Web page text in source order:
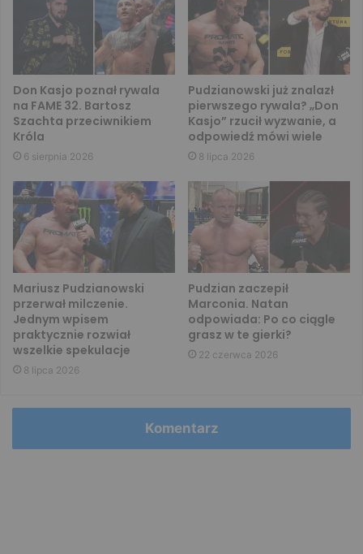
Don Kasjo poznał rywala
na FAME 32. Bartosz
Szachta przeciwnikiem
Króla
6 sierpnia 2026
Pudzianowski już znalazł
pierwszego rywala? „Don
Kasjo” rzucił wyzwanie, a
odpowiedź mówi wiele
8 lipca 2026
Mariusz Pudzianowski
przerwał milczenie.
Jednym wpisem
praktycznie rozwiał
wszelkie spekulacje
8 lipca 2026
Pudzian zaczepił
Marconia. Natan
odpowiada: Po co ciągle
grasz w te gierki?
22 czerwca 2026
Komentarz